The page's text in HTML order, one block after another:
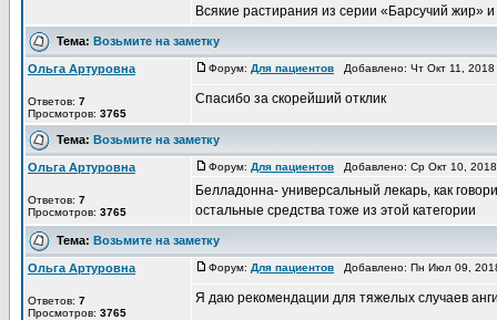
Всякие растирания из серии «Барсучий жир»
Тема: Возьмите на заметку
Ольга Артуровна
Ответов: 7
Просмотров: 3765
Форум: Для пациентов Добавлено: Чт Окт 11,
Спасибо за скорейший отклик
Тема: Возьмите на заметку
Ольга Артуровна
Ответов: 7
Просмотров: 3765
Форум: Для пациентов Добавлено: Ср Окт 10,
Белладонна- универсальный лекарь, как
остальные средства тоже из этой категории
Тема: Возьмите на заметку
Ольга Артуровна
Ответов: 7
Просмотров: 3765
Форум: Для пациентов Добавлено: Пн Июл 09,
Я даю рекомендации для тяжелых случаев